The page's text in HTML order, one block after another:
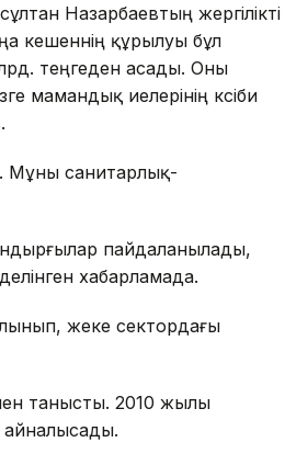
Назарбаевтың жергілікті
кешеннің құрылуы бұл
теңгеден асады. Оны
иелерінің кәсіби
Мұны санитарлық-
пайдаланылады,
хабарламада.
жеке сектордағы
танысты. 2010 жылы
айналысады.